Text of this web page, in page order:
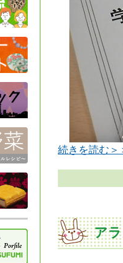
続きを読む＞
ア